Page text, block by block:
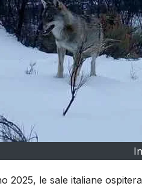
2025, le sale italiane